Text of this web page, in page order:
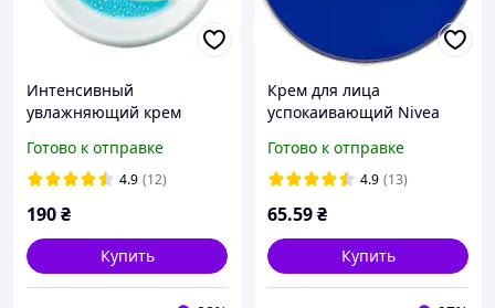
Интенсивный
увлажняющий крем
тела, с маслом жожоба и
витамином Е, 200 мл
Готово к отправке
4.9 (12)
190₴
Купить
Крем для лица
успокаивающий Nivea
Готово к отправке
4.9 (13)
65.59₴
Купить